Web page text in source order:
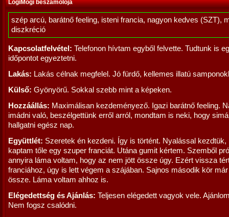
LogiMogi beszámolója
szép arcú, barátnő feeling, isteni francia, nagyon kedves (SZT),
diszkréció
Kapcsolatfelvétel: Telefonon hívtam egyből felvette. Tudtunk is
időpontot egyeztetni.
Lakás: Lakás célnak megfelel. Jó fürdő, kellemes illatú
Külső: Gyönyörű. Sokkal szebb mint a képeken.
Hozzáállás: Maximálisan kezdeményező. Igazi barátnő feeling.
imádni való, beszélgettünk erről arról, mondtam is neki, hogy
hallgatni egész nap.
Együttlét: Szeretek én kezdeni. Így is történt. Nyalással kezdtük,
kaptam tőle egy szuper franciát. Utána gumit kértem. Szemből
annyira láma voltam, hogy az nem jött össze úgy. Ezért vissza
franciához, úgy is lett végem a szájában. Sajnos második kör
össze. Láma voltam ahhoz is.
Elégedettség és Ajánlás: Teljesen elégedett vagyok vele.
Nem fogsz csalódni.